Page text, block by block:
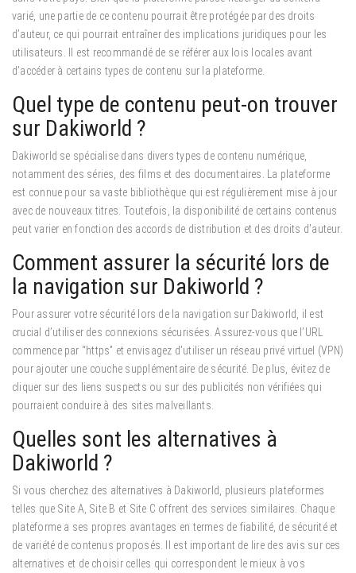
varié, une partie de ce contenu pourrait être protégée par des droits
d’auteur, ce qui pourrait entraîner des implications juridiques pour les
utilisateurs. Il est recommandé de se référer aux lois locales avant
d’accéder à certains types de contenu sur la plateforme.
Quel type de contenu peut-on trouver
sur Dakiworld ?
Dakiworld se spécialise dans divers types de contenu numérique,
notamment des séries, des films et des documentaires. La plateforme
est connue pour sa vaste bibliothèque qui est régulièrement mise à jour
avec de nouveaux titres. Toutefois, la disponibilité de certains contenus
peut varier en fonction des accords de distribution et des droits d’auteur.
Comment assurer la sécurité lors de
la navigation sur Dakiworld ?
Pour assurer votre sécurité lors de la navigation sur Dakiworld, il est
crucial d’utiliser des connexions sécurisées. Assurez-vous que l’URL
commence par “https” et envisagez d’utiliser un réseau privé virtuel (VPN)
pour ajouter une couche supplémentaire de sécurité. De plus, évitez de
cliquer sur des liens suspects ou sur des publicités non vérifiées qui
pourraient conduire à des sites malveillants.
Quelles sont les alternatives à
Dakiworld ?
Si vous cherchez des alternatives à Dakiworld, plusieurs plateformes
telles que Site A, Site B et Site C offrent des services similaires. Chaque
plateforme a ses propres avantages en termes de fiabilité, de sécurité et
de variété de contenus proposés. Il est important de lire des avis sur ces
alternatives et de choisir celles qui correspondent le mieux à vos